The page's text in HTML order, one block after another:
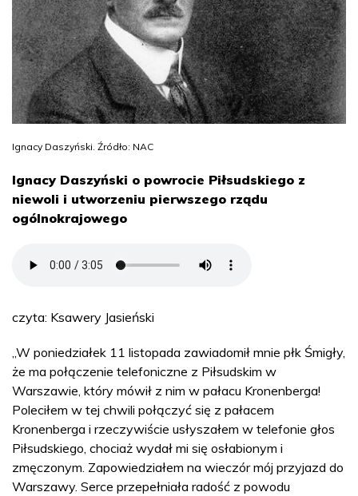
Ignacy Daszyński. Źródło: NAC
Ignacy Daszyński o powrocie Piłsudskiego z
niewoli i utworzeniu pierwszego rządu
ogólnokrajowego
czyta: Ksawery Jasieński
„W poniedziałek 11 listopada zawiadomił mnie płk Śmigły,
że ma połączenie telefoniczne z Piłsudskim w
Warszawie, który mówił z nim w pałacu Kronenberga!
Poleciłem w tej chwili połączyć się z pałacem
Kronenberga i rzeczywiście usłyszałem w telefonie głos
Piłsudskiego, chociaż wydał mi się osłabionym i
zmęczonym. Zapowiedziałem na wieczór mój przyjazd do
Warszawy. Serce przepełniała radość z powodu